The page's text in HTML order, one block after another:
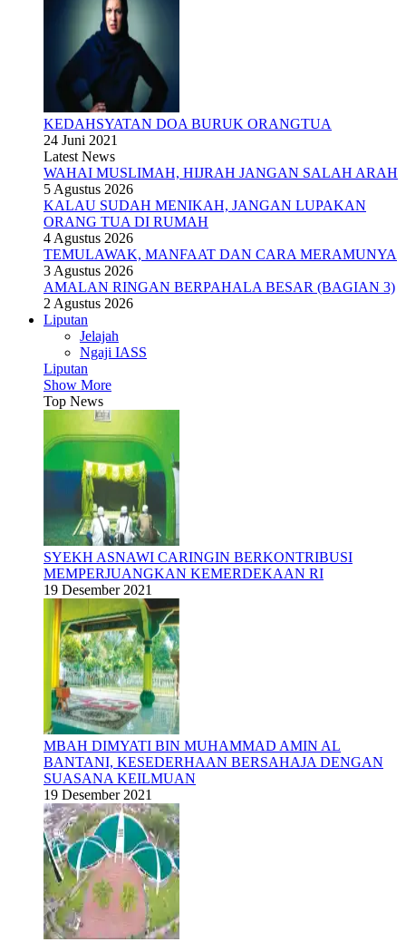
KEDAHSYATAN DOA BURUK ORANGTUA
24 Juni 2021
Latest News
WAHAI MUSLIMAH, HIJRAH JANGAN SALAH ARAH
5 Agustus 2026
KALAU SUDAH MENIKAH, JANGAN LUPAKAN
ORANG TUA DI RUMAH
4 Agustus 2026
TEMULAWAK, MANFAAT DAN CARA MERAMUNYA
3 Agustus 2026
AMALAN RINGAN BERPAHALA BESAR (BAGIAN 3)
2 Agustus 2026
Liputan
Jelajah
Ngaji IASS
Liputan
Show More
Top News
SYEKH ASNAWI CARINGIN BERKONTRIBUSI
MEMPERJUANGKAN KEMERDEKAAN RI
19 Desember 2021
MBAH DIMYATI BIN MUHAMMAD AMIN AL
BANTANI, KESEDERHAAN BERSAHAJA DENGAN
SUASANA KEILMUAN
19 Desember 2021